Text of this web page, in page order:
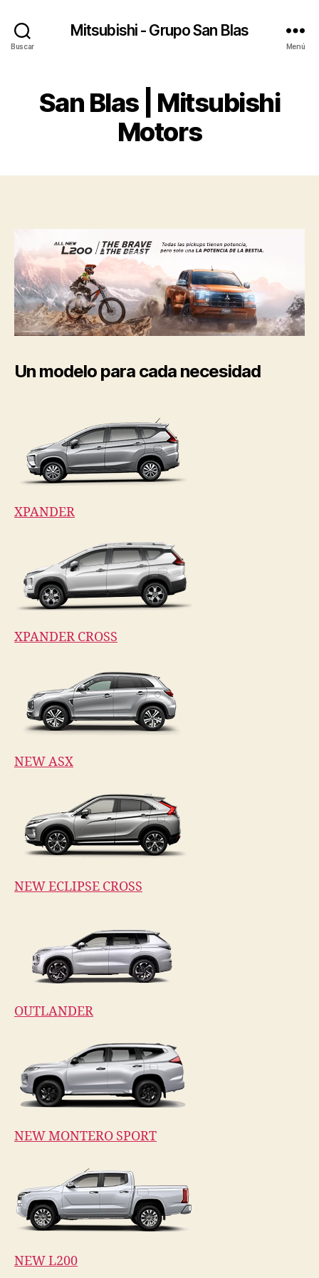
Buscar
Mitsubishi - Grupo San Blas
Menú
San Blas | Mitsubishi
Motors
Un modelo para cada necesidad
XPANDER
XPANDER CROSS
NEW ASX
NEW ECLIPSE CROSS
OUTLANDER
NEW MONTERO SPORT
NEW L200